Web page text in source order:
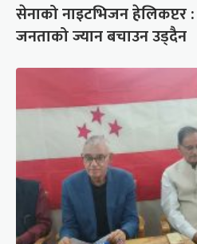
सेनाको नाइटभिजन
जनताको ज्यान बचाउन उड्दैन